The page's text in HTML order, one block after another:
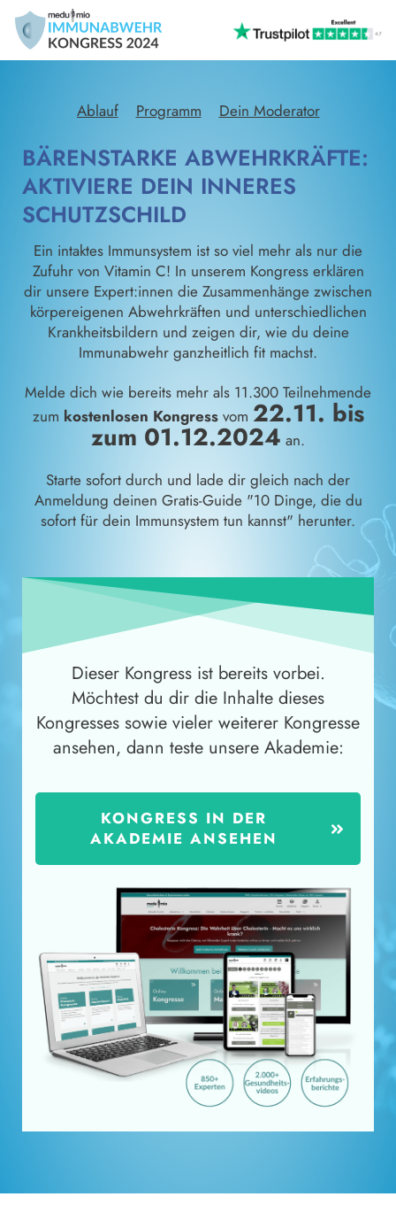
Ablauf Programm Dein Moderator
BÄRENSTARKE ABWEHRKRÄFTE:
AKTIVIERE DEIN INNERES
SCHUTZSCHILD
Ein intaktes Immunsystem ist so viel mehr als nur die
Zufuhr von Vitamin C! In unserem Kongress erklären
dir unsere Expert:innen die Zusammenhänge zwischen
körpereigenen Abwehrkräften und unterschiedlichen
Krankheitsbildern und zeigen dir, wie du deine
Immunabwehr ganzheitlich fit machst.
Melde dich wie bereits mehr als 11.300 Teilnehmende
zum kostenlosen Kongress vom 22.11. bis
zum 01.12.2024 an.
Starte sofort durch und lade dir gleich nach der
Anmeldung deinen Gratis-Guide "10 Dinge, die du
sofort für dein Immunsystem tun kannst" herunter.
Dieser Kongress ist bereits vorbei.
Möchtest du dir die Inhalte dieses
Kongresses sowie vieler weiterer Kongresse
ansehen, dann teste unsere Akademie:
KONGRESS IN DER
AKADEMIE ANSEHEN